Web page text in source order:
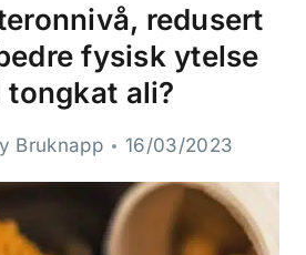
redusert
fysisk ytelse
tongkat ali?
Bruknapp 16/03/2023